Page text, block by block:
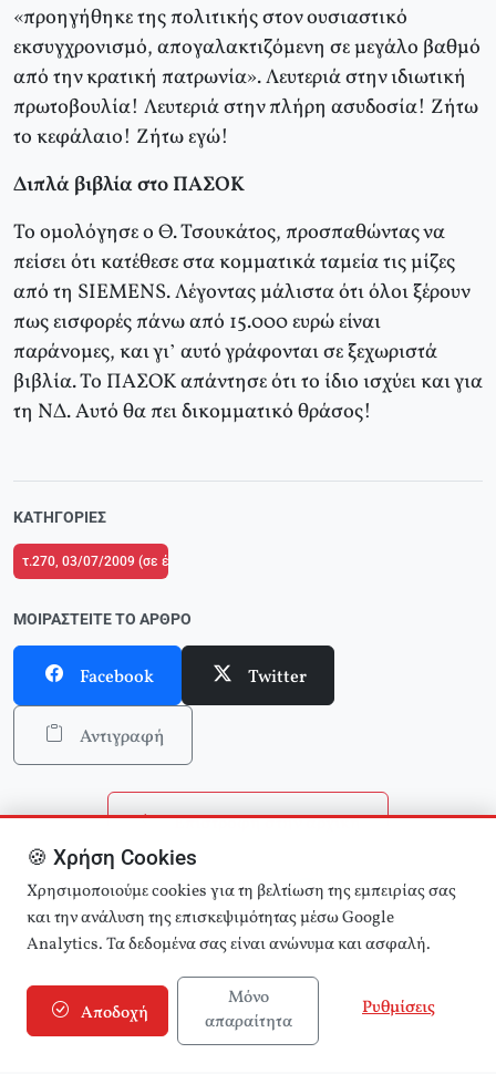
«προηγήθηκε της πολιτικής στον ουσιαστικό
εκσυγχρονισμό, απογαλακτιζόμενη σε μεγάλο βαθμό
από την κρατική πατρωνία». Λευτεριά στην ιδιωτική
πρωτοβουλία! Λευτεριά στην πλήρη ασυδοσία! Ζήτω
το κεφάλαιο! Ζήτω εγώ!
Διπλά βιβλία στο ΠΑΣΟΚ
Το ομολόγησε ο Θ. Τσουκάτος, προσπαθώντας να
πείσει ότι κατέθεσε στα κομματικά ταμεία τις μίζες
από τη SIEMENS. Λέγοντας μάλιστα ότι όλοι ξέρουν
πως εισφορές πάνω από 15.000 ευρώ είναι
παράνομες, και γι’ αυτό γράφονται σε ξεχωριστά
βιβλία. Το ΠΑΣΟΚ απάντησε ότι το ίδιο ισχύει και για
τη ΝΔ. Αυτό θα πει δικομματικό θράσος!
ΚΑΤΗΓΟΡΊΕΣ
τ.270, 03/07/2009 (σε ένθετο οι σελίδες της Αριστεράς με αφιέρωμα στις
ΜΟΙΡΑΣΤΕΊΤΕ ΤΟ ΆΡΘΡΟ
Facebook Twitter
Αντιγραφή
Επιστροφή στην αρχική
Αναζήτηση άρθρων
🍪 Χρήση Cookies
Χρησιμοποιούμε cookies για τη βελτίωση της εμπειρίας σας
και την ανάλυση της επισκεψιμότητας μέσω Google
Analytics. Τα δεδομένα σας είναι ανώνυμα και ασφαλή.
Αποδοχή
Μόνο
απαραίτητα
Ρυθμίσεις